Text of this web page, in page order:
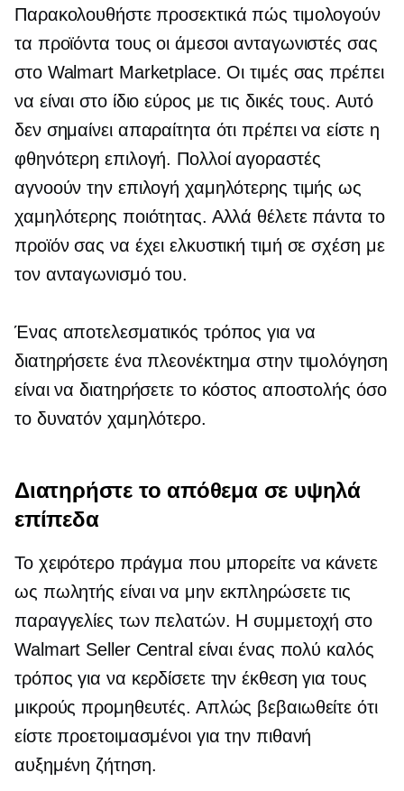
Παρακολουθήστε προσεκτικά πώς τιμολογούν
τα προϊόντα τους οι άμεσοι ανταγωνιστές σας
στο Walmart Marketplace. Οι τιμές σας πρέπει
να είναι στο ίδιο εύρος με τις δικές τους. Αυτό
δεν σημαίνει απαραίτητα ότι πρέπει να είστε η
φθηνότερη επιλογή. Πολλοί αγοραστές
αγνοούν την επιλογή χαμηλότερης τιμής ως
χαμηλότερης ποιότητας. Αλλά θέλετε πάντα το
προϊόν σας να έχει ελκυστική τιμή σε σχέση με
τον ανταγωνισμό του.
Ένας αποτελεσματικός τρόπος για να
διατηρήσετε ένα πλεονέκτημα στην τιμολόγηση
είναι να διατηρήσετε το κόστος αποστολής όσο
το δυνατόν χαμηλότερο.
Διατηρήστε το απόθεμα σε υψηλά
επίπεδα
Το χειρότερο πράγμα που μπορείτε να κάνετε
ως πωλητής είναι να μην εκπληρώσετε τις
παραγγελίες των πελατών. Η συμμετοχή στο
Walmart Seller Central είναι ένας πολύ καλός
τρόπος για να κερδίσετε την έκθεση για τους
μικρούς προμηθευτές. Απλώς βεβαιωθείτε ότι
είστε προετοιμασμένοι για την πιθανή
αυξημένη ζήτηση.